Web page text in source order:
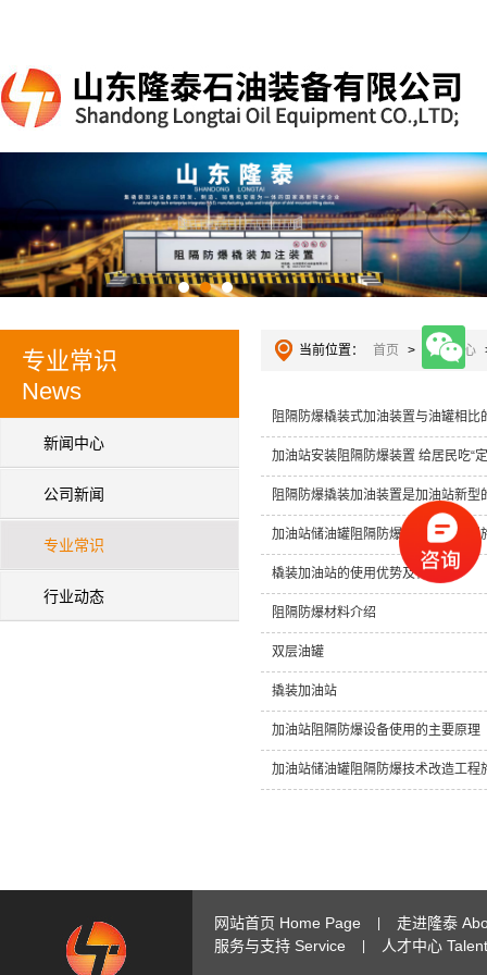
专业常识
News
新闻中心
公司新闻
专业常识
行业动态
当前位置： 首页 > 新闻中心
阻隔防爆橇装式加油装置与油罐相
加油站安装阻隔防爆装置 给居民吃“
阻隔防爆撬装加油装置是加油站新
加油站储油罐阻隔防爆技术改造工
橇装加油站的使用优势及特点
阻隔防爆材料介绍
双层油罐
撬装加油站
加油站阻隔防爆设备使用的主要原理
加油站储油罐阻隔防爆技术改造工
网站首页 Home Page
走进隆泰
服务与支持 Service
人才中心